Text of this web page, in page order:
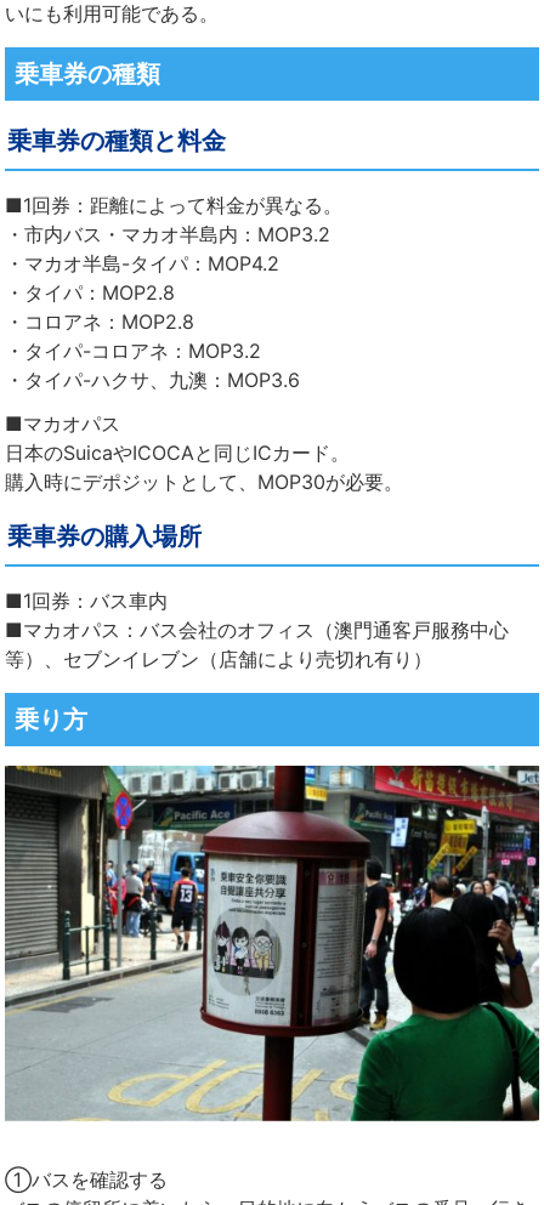
いにも利用可能である。
乗車券の種類
乗車券の種類と料金
■1回券：距離によって料金が異なる。
・市内バス・マカオ半島内：MOP3.2
・マカオ半島-タイパ：MOP4.2
・タイパ：MOP2.8
・コロアネ：MOP2.8
・タイパ-コロアネ：MOP3.2
・タイパ-ハクサ、九澳：MOP3.6
■マカオパス
日本のSuicaやICOCAと同じICカード。
購入時にデポジットとして、MOP30が必要。
乗車券の購入場所
■1回券：バス車内
■マカオパス：バス会社のオフィス（澳門通客戸服務中心
等）、セブンイレブン（店舗により売切れ有り）
乗り方
①バスを確認する